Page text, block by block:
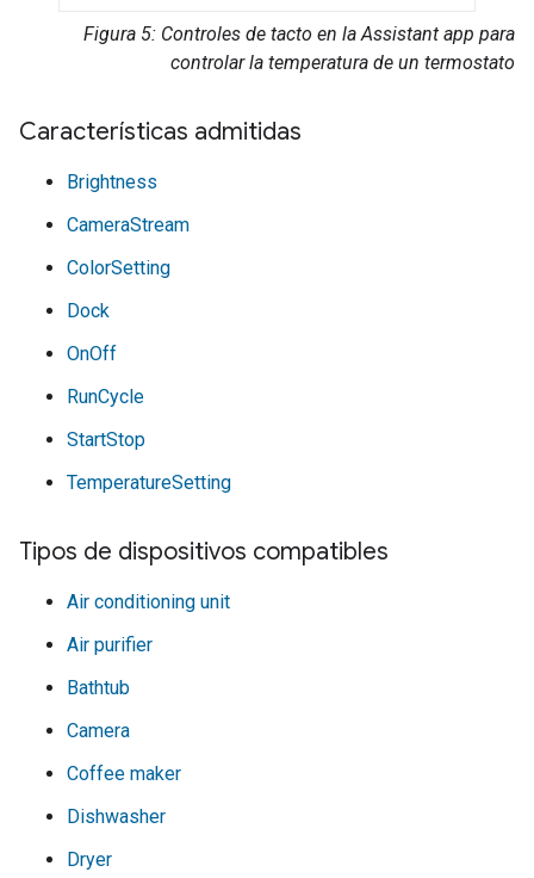
Figura 5: Controles de tacto en laAssistant app para
controlar la temperatura de un termostato
Características admitidas
Brightness
CameraStream
ColorSetting
Dock
OnOff
RunCycle
StartStop
TemperatureSetting
Tipos de dispositivos compatibles
Air conditioning unit
Air purifier
Bathtub
Camera
Coffee maker
Dishwasher
Dryer